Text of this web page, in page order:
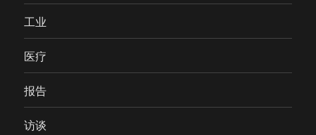
工业
医疗
报告
访谈